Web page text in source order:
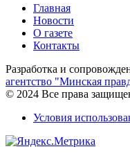
Главная
Новости
О газете
Контакты
Разработка и
агентство "Минская
© 2024 Все права
Условия